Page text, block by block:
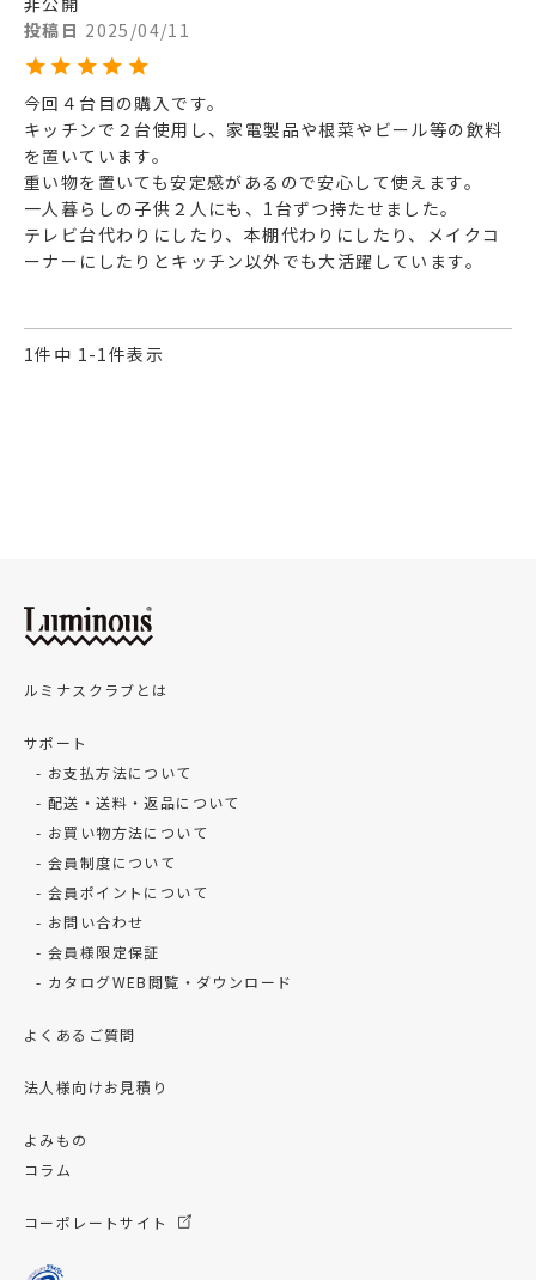
投稿日 2025/04/11
今回４台目の購入です。
キッチンで２台使用し、家電製品や根菜やビール等の飲料
を置いています。
重い物を置いても安定感があるので安心して使えます。
一人暮らしの子供２人にも、1台ずつ持たせました。
テレビ台代わりにしたり、本棚代わりにしたり、メイクコ
1件中 1 -1 件表示
ルミナスクラブとは
サポート
お支払方法について
配送・送料・返品について
お買い物方法について
会員制度について
会員ポイントについて
お問い合わせ
会員様限定保証
カタログWEB閲覧・ダウンロード
よくあるご質問
法人様向けお見積り
よみもの
コラム
コーポレートサイト